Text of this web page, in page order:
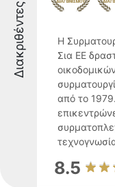
Διακριθέντες
Η
Σια ΕΕ
από το
8.5